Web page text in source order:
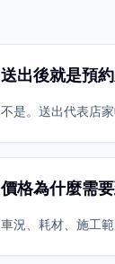
送出後就是預
不是。送出代表店
價格為什麼需
車況、耗材、施工